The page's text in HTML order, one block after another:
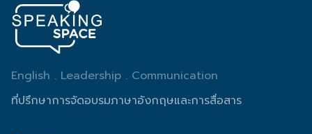
English . Leadership . Communication
ที่ปรึกษาการจัดอบรมภาษาอังกฤษและการสื่อสาร